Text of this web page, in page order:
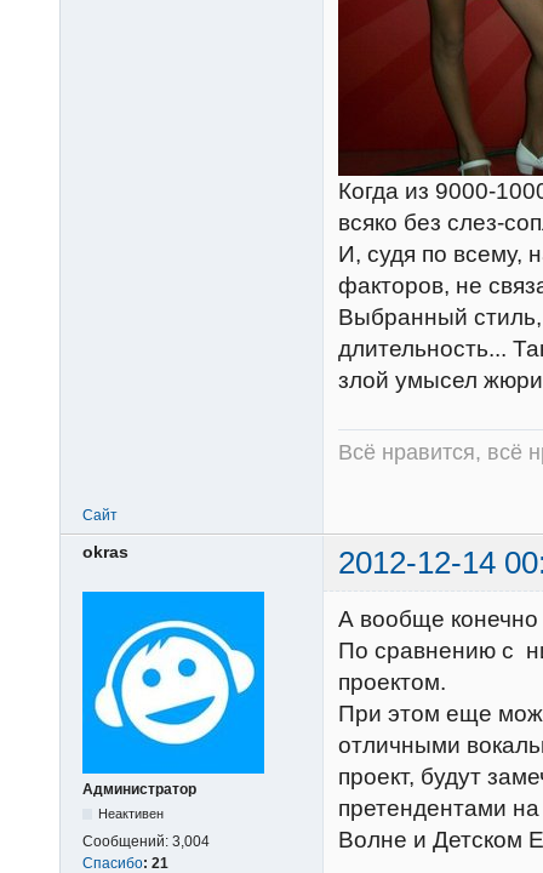
Когда из 9000-
всяко без слез-
И, судя по всему,
факторов, не
Выбранный
длительность...
злой умысел
Всё нравится, всё
Сайт
okras 2012-12-14
Администратор
Неактивен
Сообщений: 3,004
Спасибо: 21
А вообще конечно
По сравнению с
проектом.
При этом еще
отличными
проект, будут
претендентами
Волне и Детском